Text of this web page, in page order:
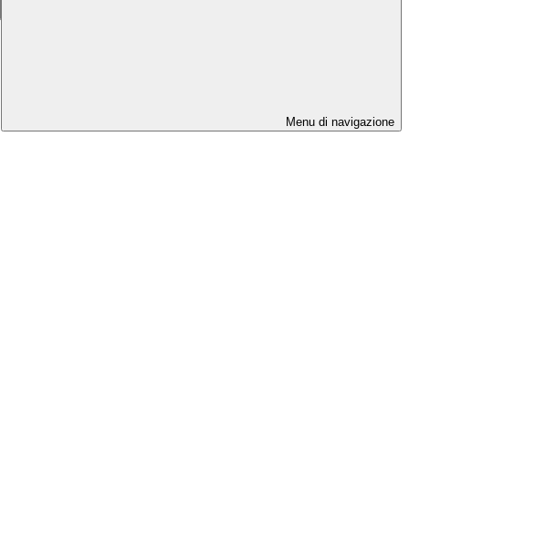
Menu di navigazione